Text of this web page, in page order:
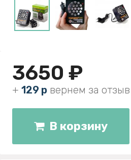
3650 ₽
+ 129 р вернем за отзыв
В корзину